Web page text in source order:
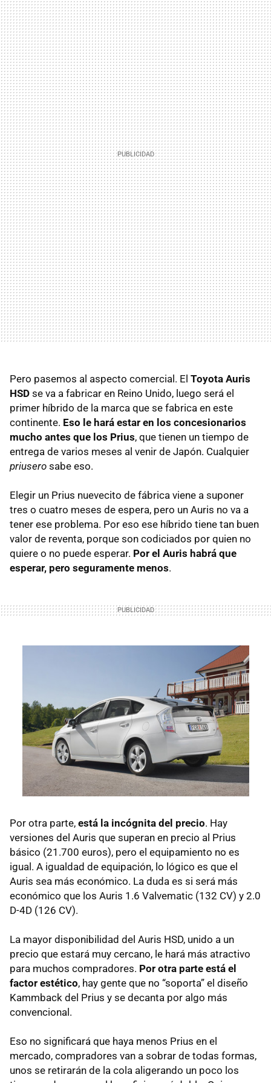
Pero pasemos al aspecto comercial. El Toyota Auris
HSD se va a fabricar en Reino Unido, luego será el
primer híbrido de la marca que se fabrica en este
continente. Eso le hará estar en los concesionarios
mucho antes que los Prius, que tienen un tiempo de
entrega de varios meses al venir de Japón. Cualquier
priusero sabe eso.
Elegir un Prius nuevecito de fábrica viene a suponer
tres o cuatro meses de espera, pero un Auris no va a
tener ese problema. Por eso ese híbrido tiene tan buen
valor de reventa, porque son codiciados por quien no
quiere o no puede esperar. Por el Auris habrá que
esperar, pero seguramente menos.
Por otra parte, está la incógnita del precio. Hay
versiones del Auris que superan en precio al Prius
básico (21.700 euros), pero el equipamiento no es
igual. A igualdad de equipación, lo lógico es que el
Auris sea más económico. La duda es si será más
económico que los Auris 1.6 Valvematic (132 CV) y 2.0
D-4D (126 CV).
La mayor disponibilidad del Auris HSD, unido a un
precio que estará muy cercano, le hará más atractivo
para muchos compradores. Por otra parte está el
factor estético, hay gente que no “soporta” el diseño
Kammback del Prius y se decanta por algo más
convencional.
Eso no significará que haya menos Prius en el
mercado, compradores van a sobrar de todas formas,
unos se retirarán de la cola aligerando un poco los